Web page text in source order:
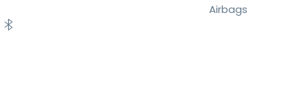
Airbags